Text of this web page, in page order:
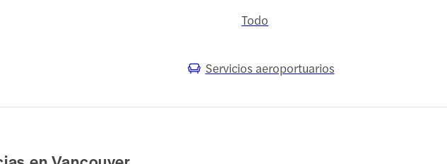
Todo
Servicios aeroportuarios